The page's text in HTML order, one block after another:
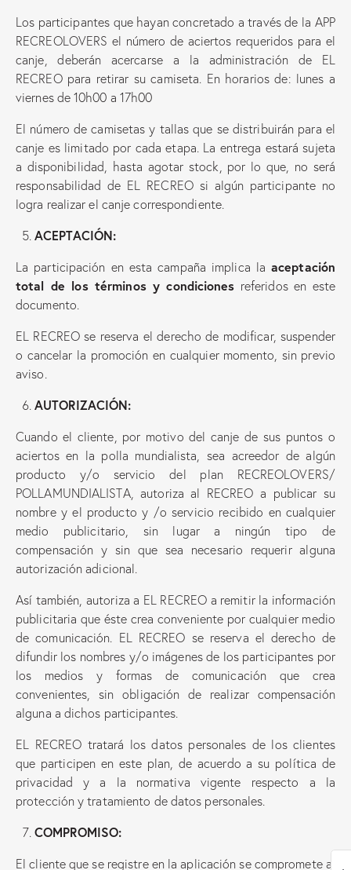
Los participantes que hayan concretado a través de la APP
RECREOLOVERS el número de aciertos requeridos para el
canje, deberán acercarse a la administración de EL
RECREO para retirar su camiseta. En horarios de: lunes a
viernes de 10h00 a 17h00
El número de camisetas y tallas que se distribuirán para el
canje es limitado por cada etapa. La entrega estará sujeta
a disponibilidad, hasta agotar stock, por lo que, no será
responsabilidad de EL RECREO si algún participante no
logra realizar el canje correspondiente.
ACEPTACIÓN:
La participación en esta campaña implica la aceptación
total de los términos y condiciones referidos en este
documento.
EL RECREO se reserva el derecho de modificar, suspender
o cancelar la promoción en cualquier momento, sin previo
aviso.
AUTORIZACIÓN:
Cuando el cliente, por motivo del canje de sus puntos o
aciertos en la polla mundialista, sea acreedor de algún
producto y/o servicio del plan RECREOLOVERS/
POLLAMUNDIALISTA, autoriza al RECREO a publicar su
nombre y el producto y /o servicio recibido en cualquier
medio publicitario, sin lugar a ningún tipo de
compensación y sin que sea necesario requerir alguna
autorización adicional.
Así también, autoriza a EL RECREO a remitir la información
publicitaria que éste crea conveniente por cualquier medio
de comunicación. EL RECREO se reserva el derecho de
difundir los nombres y/o imágenes de los participantes por
los medios y formas de comunicación que crea
convenientes, sin obligación de realizar compensación
alguna a dichos participantes.
EL RECREO tratará los datos personales de los clientes
que participen en este plan, de acuerdo a su política de
privacidad y a la normativa vigente respecto a la
protección y tratamiento de datos personales.
COMPROMISO:
El cliente que se registre en la aplicación se compromete a: